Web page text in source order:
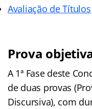
Avaliação de Títulos
Prova
A 1ª Fase deste
de duas provas
Discursiva), com